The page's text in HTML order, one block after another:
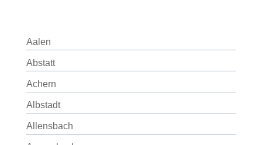
Aalen
Abstatt
Achern
Albstadt
Allensbach